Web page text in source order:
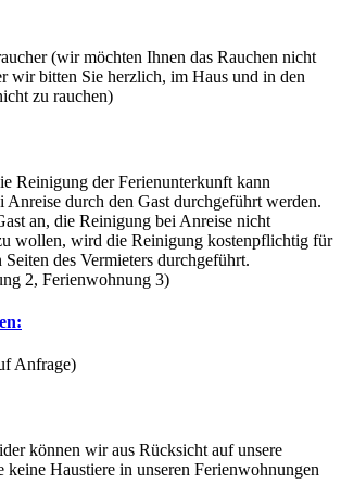
(wir möchten Ihnen das Rauchen nicht
wir bitten Sie herzlich, im Haus und in den
zu rauchen)
Reinigung der Ferienunterkunft kann
Anreise durch den Gast durchgeführt werden.
an, die Reinigung bei Anreise nicht
wollen, wird die Reinigung kostenpflichtig für
des Vermieters durchgeführt.
2, Ferienwohnung 3)
Anfrage)
können wir aus Rücksicht auf unsere
keine Haustiere in unseren Ferienwohnungen